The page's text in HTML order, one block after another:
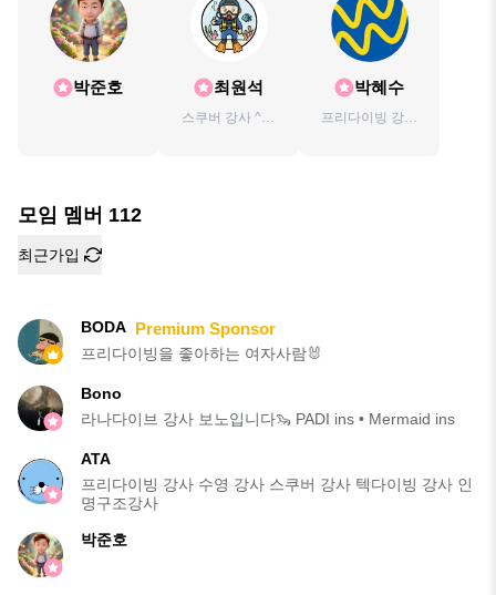
박준호 최원석
스쿠버 강사 ^0^
박혜수
프리다이빙 강사
모임 멤버 112
최근가입
BODA Premium Sponsor
프리다이빙을 좋아하는 여자사람🐰
Bono
라나다이브 강사 보노입니다🦦 PADI ins • Mermaid ins
ATA
프리다이빙 강사 수영 강사 스쿠버 강사 텍다이빙 강사 인
명구조강사
박준호